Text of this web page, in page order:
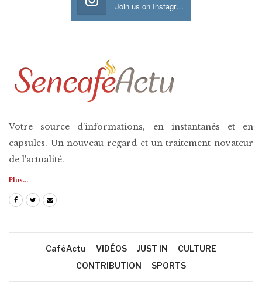
Join us on Instagram
Votre source d'informations, en instantanés et en
capsules. Un nouveau regard et un traitement novateur
de l'actualité.
Plus...
CaféActu VIDÉOS JUST IN
CULTURE
CONTRIBUTION
SPORTS